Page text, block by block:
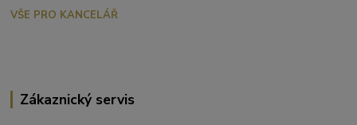
VŠE PRO KANCELÁŘ
Zákaznický servis